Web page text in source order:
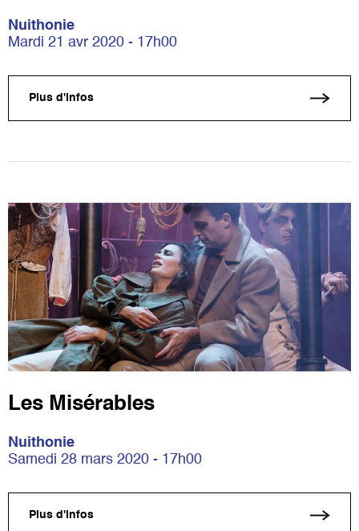
Nuithonie
Mardi 21 avr 2020 - 17h00
Plus d'infos
Les Misérables
Nuithonie
Samedi 28 mars 2020 - 17h00
Plus d'infos